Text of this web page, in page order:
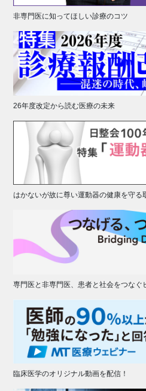
非専門医に知ってほしい診療のコツ
26年度改定から読む医療の未来
はかないが故に尊い運動器の健康を守る
専門医と非専門医、患者と社会をつなぐ
臨床医学のオリジナル動画を配信！